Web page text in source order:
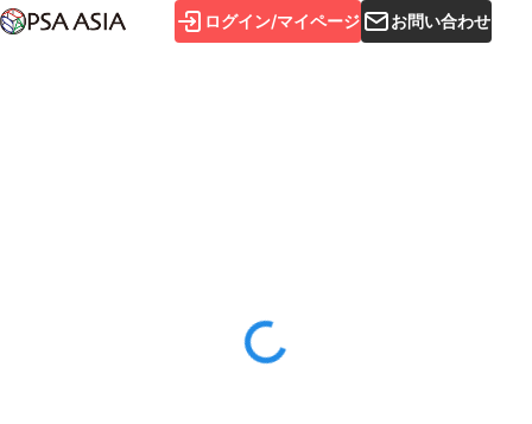
ログイン/マイページ お問い合わせ